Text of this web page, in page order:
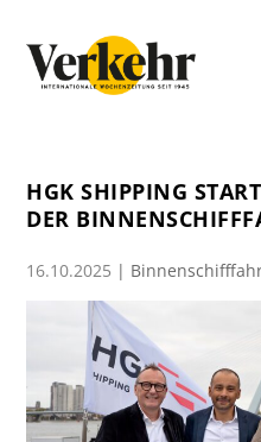
HGK SHIPPING
DER
16.10.2025 |